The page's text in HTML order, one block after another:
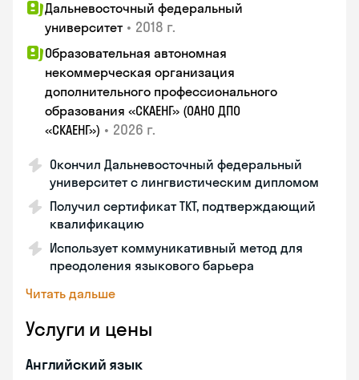
Дальневосточный федеральный
университет • 2018 г.
Образовательная автономная
некоммерческая организация
дополнительного профессионального
образования «СКАЕНГ» (ОАНО ДПО
«СКАЕНГ») • 2026 г.
Окончил Дальневосточный федеральный
университет с лингвистическим дипломом
Получил сертификат TKT, подтверждающий
квалификацию
Использует коммуникативный метод для
преодоления языкового барьера
Читать дальше
Услуги и цены
Английский язык